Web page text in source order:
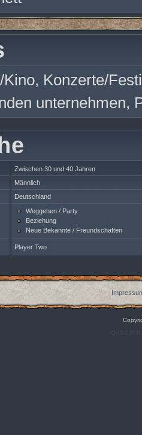
Konzerte/
unternehmen,
Zwischen 30 und 40 Jahren
Männlich
Deutschland
Weggehen / Party
Beziehung
Neue Bekannte / Freundschaften
Player Two